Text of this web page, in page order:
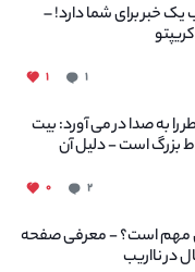
یک خبر برای شما دارد! –
۱ ۱
به صدا در می آورد: بیت
است - دلیل آن
۲ ۰
مهم است؟ - معرفی صفحه
در نااریب